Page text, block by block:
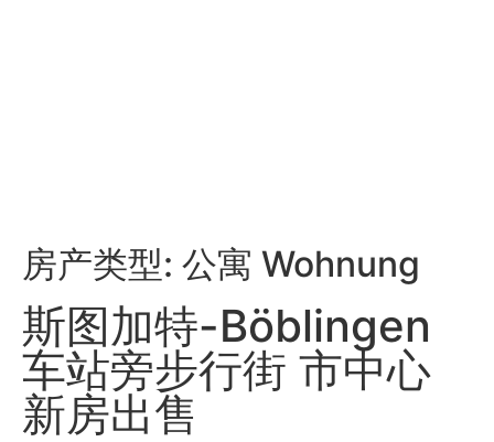
房产类型: 公寓 Wohnung
斯图加特-Böblingen
车站旁步行街 市中心
新房出售